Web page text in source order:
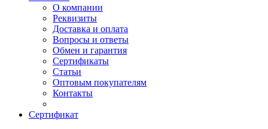
О компании
Реквизиты
Доставка и оплата
Вопросы и ответы
Обмен и гарантия
Сертификаты
Статьи
Оптовым покупателям
Контакты
Сертификат